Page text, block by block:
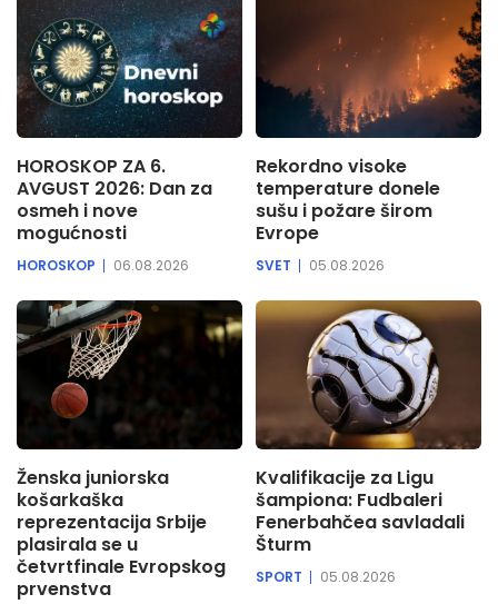
HOROSKOP ZA 6.
AVGUST 2026: Dan za
osmeh i nove
mogućnosti
HOROSKOP 06.08.2026
Rekordno visoke
temperature donele
sušu i požare širom
Evrope
SVET 05.08.2026
Ženska juniorska
košarkaška
reprezentacija Srbije
plasirala se u
četvrtfinale Evropskog
prvenstva
Kvalifikacije za Ligu
šampiona: Fudbaleri
Fenerbahčea savladali
Šturm
SPORT 05.08.2026